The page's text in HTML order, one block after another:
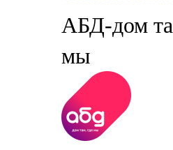
АБД-дом
мы